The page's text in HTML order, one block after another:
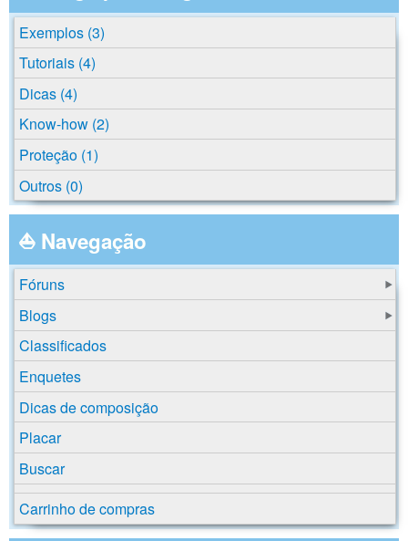
Exemplos (3)
Tutoriais (4)
Dicas (4)
Know-how (2)
Proteção (1)
Outros (0)
⛵ Navegação
Fóruns
Blogs
Classificados
Enquetes
Dicas de composição
Placar
Buscar
Carrinho de compras